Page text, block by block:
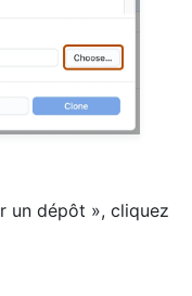
un dépôt », cliquez